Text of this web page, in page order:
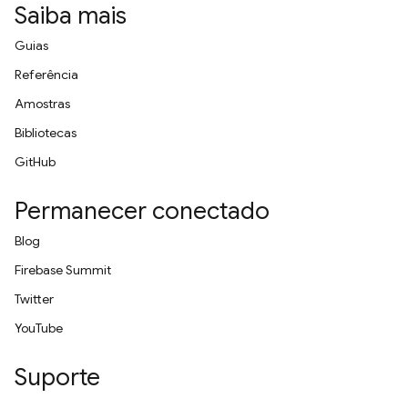
Saiba mais
Guias
Referência
Amostras
Bibliotecas
GitHub
Permanecer conectado
Blog
Firebase Summit
Twitter
YouTube
Suporte